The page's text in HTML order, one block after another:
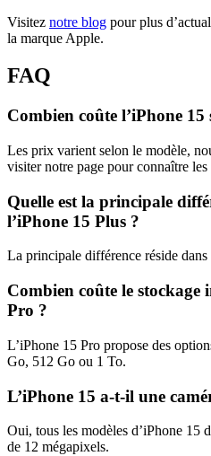
Visitez notre blog pour plus
la marque Apple.
FAQ
Combien coûte l’iPhone
Les prix varient selon le modèle,
visiter notre page pour connaître
Quelle est la principale
l’iPhone 15 Plus ?
La principale différence réside
Combien coûte le stockage
Pro ?
L’iPhone 15 Pro propose des
Go, 512 Go ou 1 To.
L’iPhone 15 a-t-il une
Oui, tous les modèles d’iPhone 15
de 12 mégapixels.